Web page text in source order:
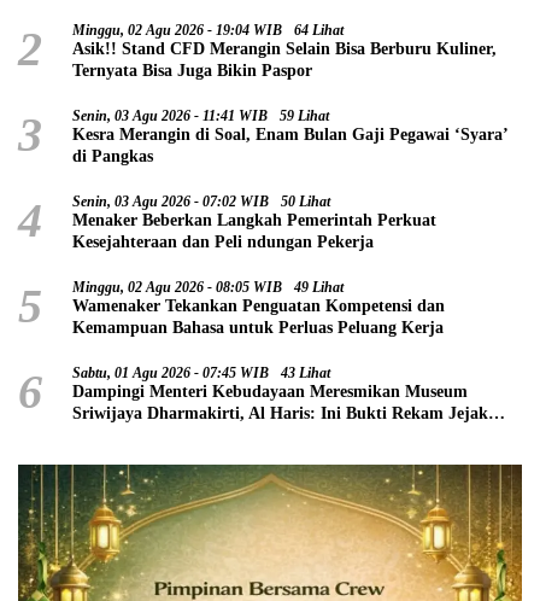
2 Minggu, 02 Agu 2026 - 19:04 WIB 64 Lihat
Asik!! Stand CFD Merangin Selain Bisa Berburu Kuliner,
Ternyata Bisa Juga Bikin Paspor
3 Senin, 03 Agu 2026 - 11:41 WIB 59 Lihat
Kesra Merangin di Soal, Enam Bulan Gaji Pegawai ‘Syara’
di Pangkas
4 Senin, 03 Agu 2026 - 07:02 WIB 50 Lihat
Menaker Beberkan Langkah Pemerintah Perkuat
Kesejahteraan dan Peli ndungan Pekerja
5 Minggu, 02 Agu 2026 - 08:05 WIB 49 Lihat
Wamenaker Tekankan Penguatan Kompetensi dan
Kemampuan Bahasa untuk Perluas Peluang Kerja
6 Sabtu, 01 Agu 2026 - 07:45 WIB 43 Lihat
Dampingi Menteri Kebudayaan Meresmikan Museum
Sriwijaya Dharmakirti, Al Haris: Ini Bukti Rekam Jejak